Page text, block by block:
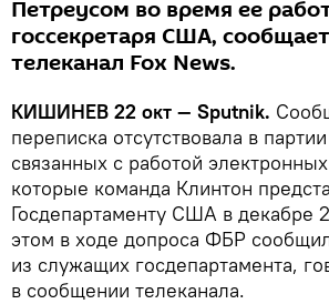
Петреусом во время ее
госсекретаря США,
телеканал Fox News.
КИШИНЕВ 22 окт — Sputnik.
переписка отсутствовала в
связанных с работой
которые команда Клинтон
Госдепартаменту США в декабре
этом в ходе допроса ФБР
из служащих госдепартамента,
в сообщении телеканала.